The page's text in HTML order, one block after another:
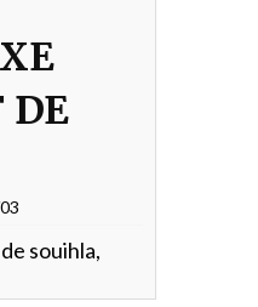
DE
souihla,